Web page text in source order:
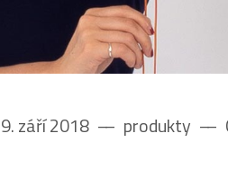
září 2018 –– produkty ––